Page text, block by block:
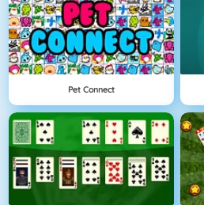
Pet Connect